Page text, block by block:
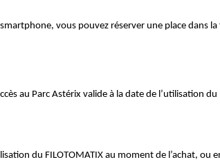
vous pouvez réserver une place dans
au Parc Astérix valide à la date de l’utilisation du
du FILOTOMATIX au moment de l’achat,